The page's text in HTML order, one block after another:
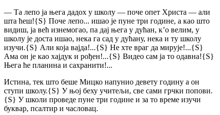
— Та лепо ја њега дадох у школу — поче опет Христа — али
шта ћеш!{S} Поче лепо... ишао је пуне три године, а као што
видиш, ја већ изнемогао, па дај њега у дућан, к’о велим, у
школу је доста ишао, нека га сад у дућану, нека и ту школу
изучи.{S} Али која вајда!...{S} Не хте враг да мирује!...{S}
Ама он је као хајдук и рођен!...{S} Видео сам ја то одавна!{S}
Њега ће планина и сахранити!...
Истина, тек што беше Мицко напунио девету годину а он
ступи школу.{S} У њој беху учитељи, све сами грчки попови.
{S} У школи проведе пуне три године и за то време изучи
буквар, псалтир и часловац.